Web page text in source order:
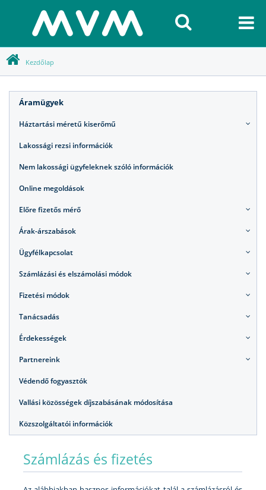
Kezdőlap
Áramügyek
Háztartási méretű kiserőmű
Lakossági rezsi információk
Nem lakossági ügyfeleknek szóló információk
Online megoldások
Előre fizetős mérő
Árak-árszabások
Ügyfélkapcsolat
Számlázási és elszámolási módok
Fizetési módok
Tanácsadás
Érdekességek
Partnereink
Védendő fogyasztók
Vallási közösségek díjszabásának módosítása
Közszolgáltatói információk
Számlázás és fizetés